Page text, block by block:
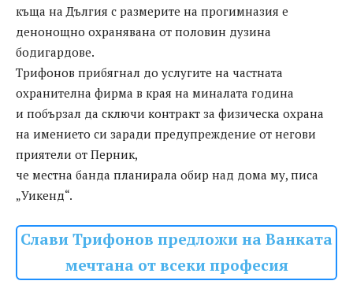
къща на Дългия с размерите на прогимназия е
денонощно охранявана от половин дузина
бодигардове.
Трифонов прибягнал до услугите на частната
охранителна фирма в края на миналата година
и побързал да сключи контракт за физическа охрана
на имението си заради предупреждение от негови
приятели от Перник,
че местна банда планирала обир над дома му, писа
„Уикенд“.
Слави Трифонов предложи на Ванката
мечтана от всеки професия